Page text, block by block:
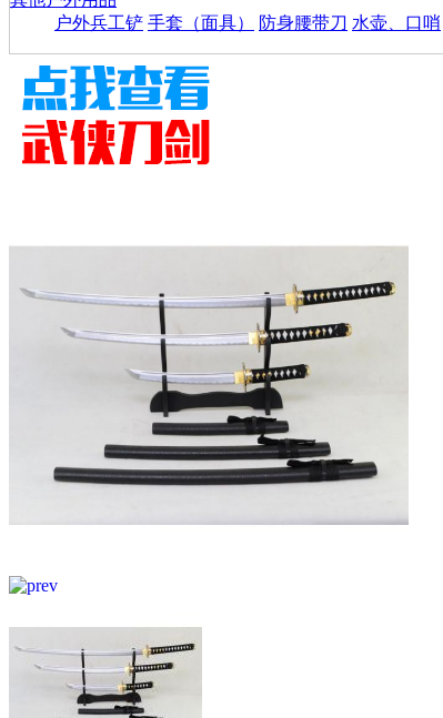
户外兵工铲 手套（面具） 防身腰带刀 水壶、口哨